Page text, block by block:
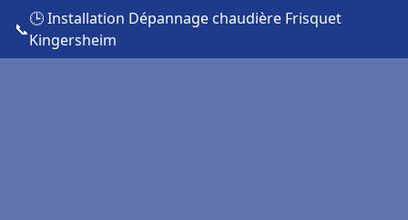
📞
🕒 Installation Dépannage chaudière Frisquet
Kingersheim